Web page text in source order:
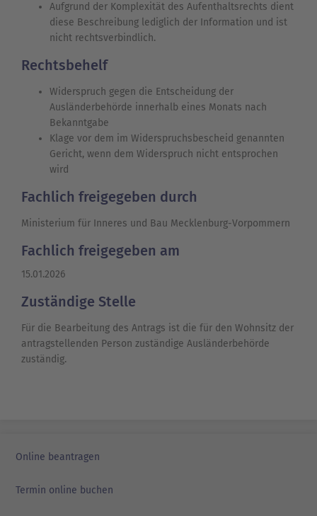
Aufgrund der Komplexität des Aufenthaltsrechts dient
diese Beschreibung lediglich der Information und ist
nicht rechtsverbindlich.
Rechtsbehelf
Widerspruch gegen die Entscheidung der
Ausländerbehörde innerhalb eines Monats nach
Bekanntgabe
Klage vor dem im Widerspruchsbescheid genannten
Gericht, wenn dem Widerspruch nicht entsprochen
wird
Fachlich freigegeben durch
Ministerium für Inneres und Bau Mecklenburg-Vorpommern
Fachlich freigegeben am
15.01.2026
Zuständige Stelle
Für die Bearbeitung des Antrags ist die für den Wohnsitz der
antragstellenden Person zuständige Ausländerbehörde
zuständig.
Online beantragen
Termin online buchen